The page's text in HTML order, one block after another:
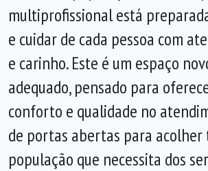
multiprofissional está
e cuidar de cada pessoa com
e carinho. Este é um espaço
adequado, pensado para
conforto e qualidade no
de portas abertas para acolher
população que necessita dos